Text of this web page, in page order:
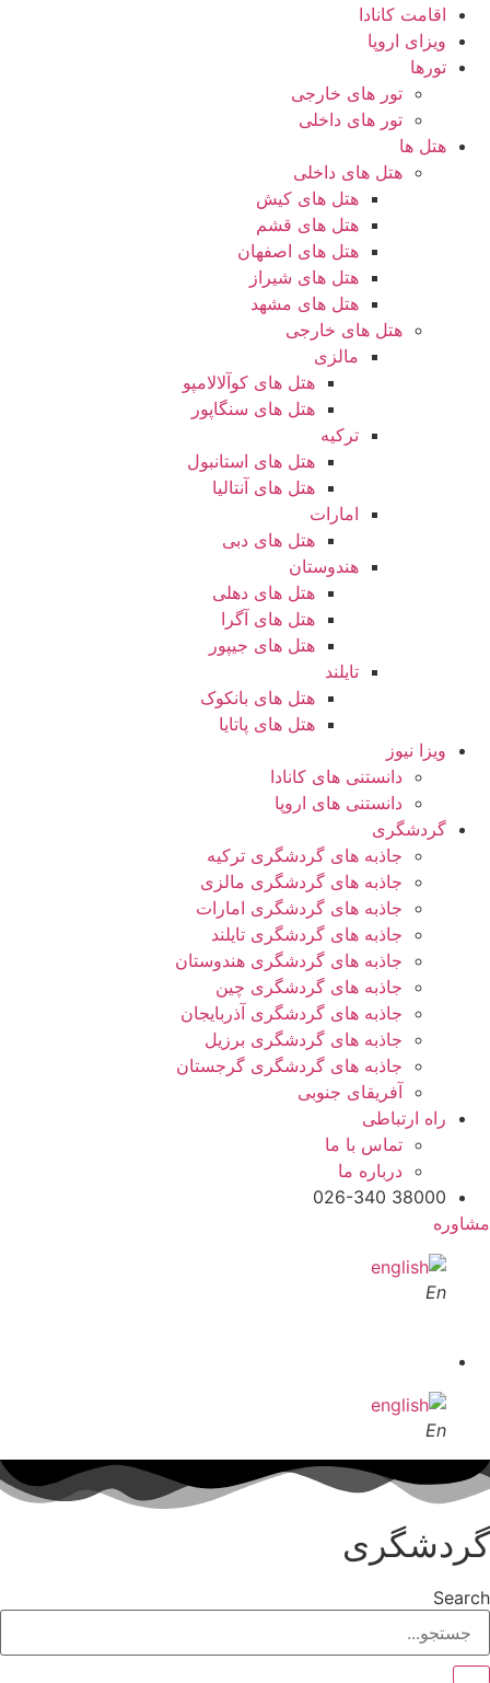
اقامت کانادا
ویزای اروپا
تورها
تور های خارجی
تور های داخلی
هتل ها
هتل های داخلی
هتل های کیش
هتل های قشم
هتل های اصفهان
هتل های شیراز
هتل های مشهد
هتل های خارجی
مالزی
هتل های کوآلالامپو
هتل های سنگاپور
ترکیه
هتل های استانبول
هتل های آنتالیا
امارات
هتل های دبی
هندوستان
هتل های دهلی
هتل های آگرا
هتل های جیپور
تایلند
هتل های بانکوک
هتل های پاتایا
ویزا نیوز
دانستنی های کانادا
دانستنی های اروپا
گردشگری
جاذبه های گردشگری ترکیه
جاذبه های گردشگری مالزی
جاذبه های گردشگری امارات
جاذبه های گردشگری تایلند
جاذبه های گردشگری هندوستان
جاذبه های گردشگری چین
جاذبه های گردشگری آذربایجان
جاذبه های گردشگری برزیل
جاذبه های گردشگری گرجستان
آفریقای جنوبی
راه ارتباطی
تماس با ما
درباره ما
38000 026-340
مشاوره
En
En
گردشگری
Search